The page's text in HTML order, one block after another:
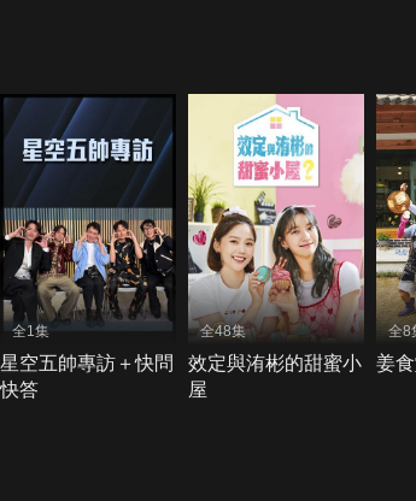
全1集
星空五帥專訪＋快問
快答
全48集
效定與洧彬的甜蜜小
屋
全8
姜